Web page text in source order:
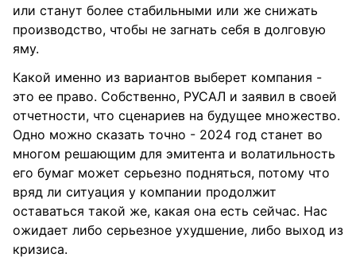
или станут более стабильными или же снижать
производство, чтобы не загнать себя в долговую
яму.
Какой именно из вариантов выберет компания -
это ее право. Собственно, РУСАЛ и заявил в своей
отчетности, что сценариев на будущее множество.
Одно можно сказать точно - 2024 год станет во
многом решающим для эмитента и волатильность
его бумаг может серьезно подняться, потому что
вряд ли ситуация у компании продолжит
оставаться такой же, какая она есть сейчас. Нас
ожидает либо серьезное ухудшение, либо выход из
кризиса.